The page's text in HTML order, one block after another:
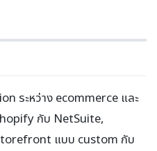
ระหว่าง ecommerce และ
กับ NetSuite,
แบบ custom กับ